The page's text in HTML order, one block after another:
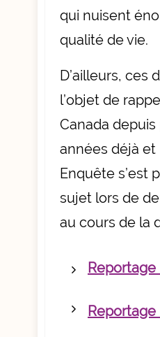
qui nuisent
qualité de vie.
D’ailleurs, ces
l’objet de
Canada depuis
années déjà et
Enquête s’est
sujet lors de
au cours de la